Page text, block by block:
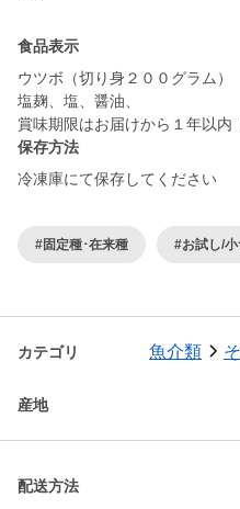
食品表示
ウツボ（切り身２００グラム）
塩麹、塩、醤油、
賞味期限はお届けから１年以内
保存方法
冷凍庫にて保存してください
#固定種･在来種 #お試し/
カテゴリ 魚介類
産地
配送方法